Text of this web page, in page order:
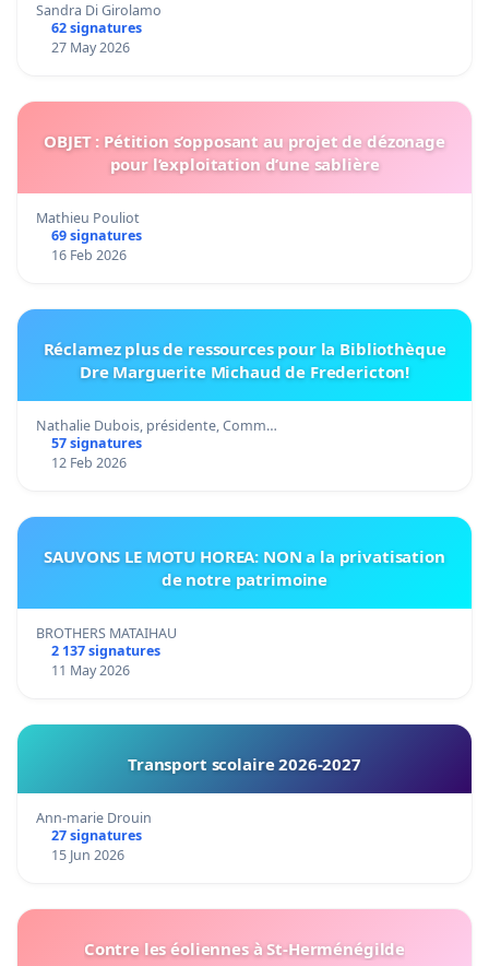
Sandra Di Girolamo
62 signatures
27 May 2026
OBJET : Pétition s’opposant au projet de dézonage
pour l’exploitation d’une sablière
Mathieu Pouliot
69 signatures
16 Feb 2026
Réclamez plus de ressources pour la Bibliothèque
Dre Marguerite Michaud de Fredericton!
Nathalie Dubois, présidente, Comm…
57 signatures
12 Feb 2026
SAUVONS LE MOTU HOREA: NON a la privatisation
de notre patrimoine
BROTHERS MATAIHAU
2 137 signatures
11 May 2026
Transport scolaire 2026-2027
Ann-marie Drouin
27 signatures
15 Jun 2026
Contre les éoliennes à St-Herménégilde